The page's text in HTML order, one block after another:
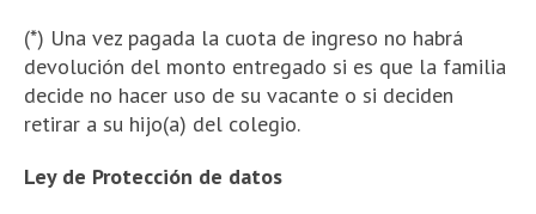
(*) Una vez pagada la cuota de ingreso no habrá
devolución del monto entregado si es que la familia
decide no hacer uso de su vacante o si deciden
retirar a su hijo(a) del colegio.
Ley de Protección de datos